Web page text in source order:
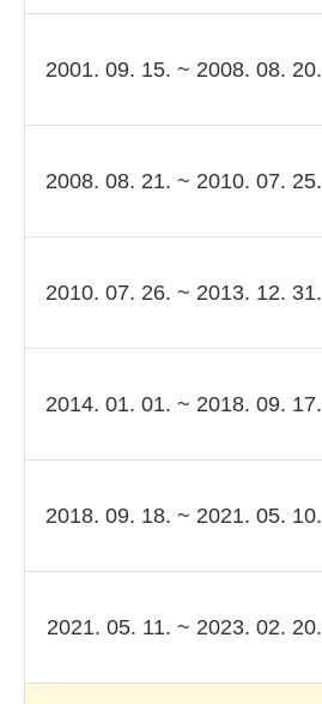
2001. 09. 15. ~ 2008. 08. 20.
2008. 08. 21. ~ 2010. 07. 25.
2010. 07. 26. ~ 2013. 12. 31.
2014. 01. 01. ~ 2018. 09. 17.
2018. 09. 18. ~ 2021. 05. 10.
2021. 05. 11. ~ 2023. 02. 20.